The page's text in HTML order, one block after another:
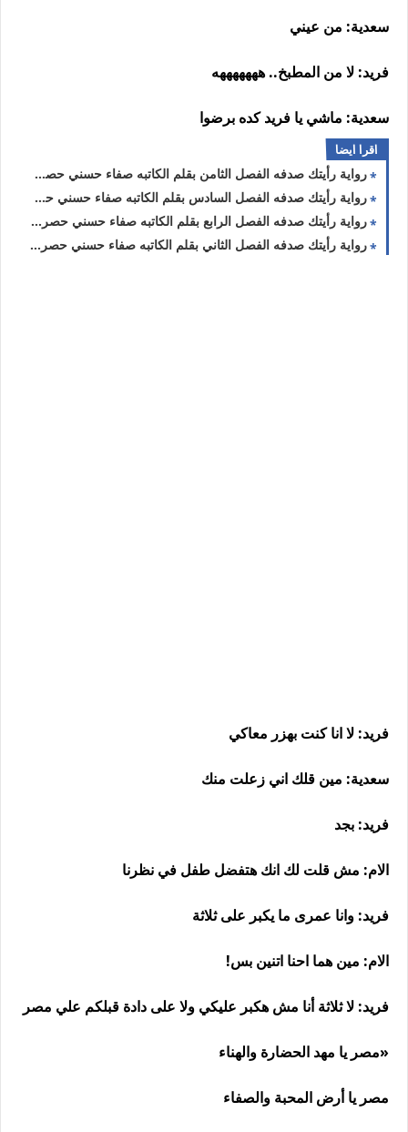
سعدية: من عيني
فريد: لا من المطبخ.. هههههههه
سعدية: ماشي يا فريد كده برضوا
اقرا ايضا
رواية رأيتك صدفه الفصل الثامن بقلم الكاتبه صفاء حسني حصريه وجديده
رواية رأيتك صدفه الفصل السادس بقلم الكاتبه صفاء حسني حصريه وجديده
رواية رأيتك صدفه الفصل الرابع بقلم الكاتبه صفاء حسني حصريه وجديده
رواية رأيتك صدفه الفصل الثاني بقلم الكاتبه صفاء حسني حصريه وجديده
فريد: لا انا كنت بهزر معاكي
سعدية: مين قلك اني زعلت منك
فريد: بجد
الام: مش قلت لك انك هتفضل طفل في نظرنا
فريد: وانا عمرى ما يكبر على ثلاثة
الام: مين هما احنا اتنين بس!
فريد: لا ثلاثة أنا مش هكبر عليكي ولا على دادة قبلكم علي مصر
«مصر يا مهد الحضارة والهناء
مصر يا أرض المحبة والصفاء